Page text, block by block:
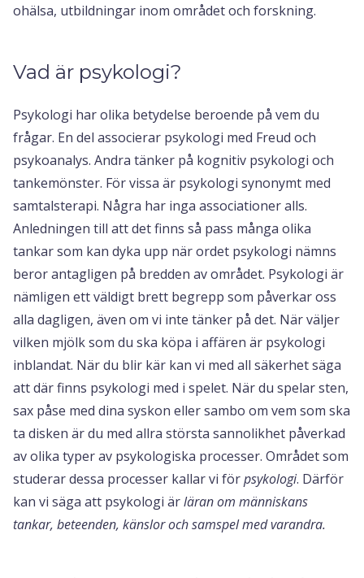
ohälsa, utbildningar inom området och forskning.
Vad är psykologi?
Psykologi har olika betydelse beroende på vem du
frågar. En del associerar psykologi med Freud och
psykoanalys. Andra tänker på kognitiv psykologi och
tankemönster. För vissa är psykologi synonymt med
samtalsterapi. Några har inga associationer alls.
Anledningen till att det finns så pass många olika
tankar som kan dyka upp när ordet psykologi nämns
beror antagligen på bredden av området. Psykologi är
nämligen ett väldigt brett begrepp som påverkar oss
alla dagligen, även om vi inte tänker på det. När väljer
vilken mjölk som du ska köpa i affären är psykologi
inblandat. När du blir kär kan vi med all säkerhet säga
att där finns psykologi med i spelet. När du spelar sten,
sax påse med dina syskon eller sambo om vem som ska
ta disken är du med allra största sannolikhet påverkad
av olika typer av psykologiska processer. Området som
studerar dessa processer kallar vi förpsykologi. Därför
kan vi säga att psykologi ärläran om människans
tankar, beteenden, känslor och samspel med varandra.